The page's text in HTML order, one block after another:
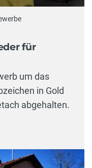
für
um das
in Gold
abgehalten.